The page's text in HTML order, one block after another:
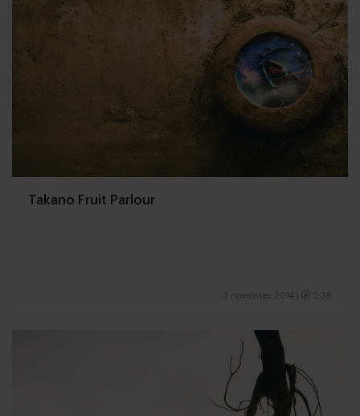
Takano Fruit Parlour
3 november 2014 2:38